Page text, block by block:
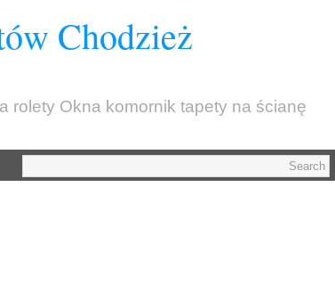
Chodzież
rolety Okna komornik tapety na ścianę